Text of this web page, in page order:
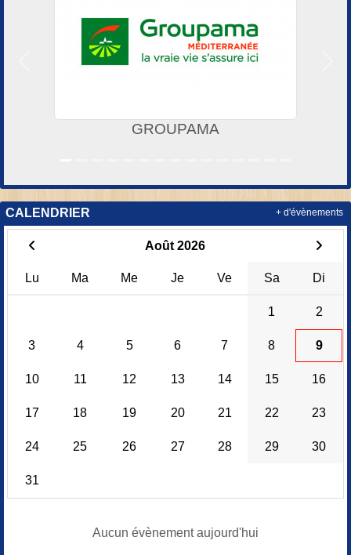
GROUPAMA
CALENDRIER
Août 2026
Lu Ma Me Je Ve Sa Di
1 2
3 4 5 6 7 8 9
10 11 12 13 14 15 16
17 18 19 20 21 22 23
24 25 26 27 28 29 30
31
Aucun évènement aujourd'hui
+ d'évènements